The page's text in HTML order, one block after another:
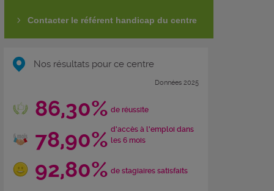
Contacter le référent handicap du centre
Nos résultats pour ce centre
Données 2025
86,30% de réussite
78,90% d'accès à l'emploi dans
les 6 mois
92,80% de stagiaires satisfaits